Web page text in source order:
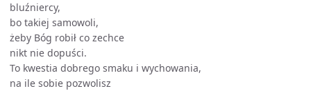
bluźniercy,
bo takiej samowoli,
żeby Bóg robił co zechce
nikt nie dopuści.
To kwestia dobrego smaku i wychowania,
na ile sobie pozwolisz